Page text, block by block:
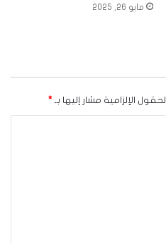
مايو 26, 2025
الحقول الإلزامية مشار إليها بـ *